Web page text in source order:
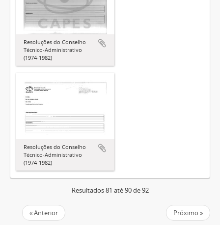
Resoluções do Conselho
Técnico-Administrativo
(1974-1982)
Resoluções do Conselho
Técnico-Administrativo
(1974-1982)
Resultados 81 até 90 de 92
« Anterior Próximo »